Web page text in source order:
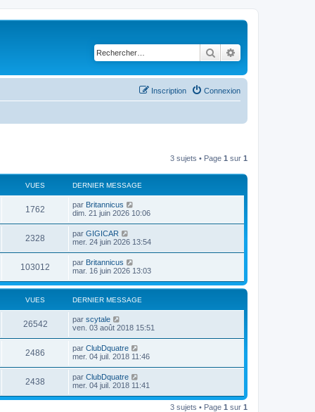
Rechercher
Connexion
Inscription
3 sujets • Page 1 sur 1
VUES DERNIER MESSAGE
1762
u
s
D
e
i
e
r
m
e
s
s
a
g
e
par Britannicus
dim. 21 juin 2026 10:06
2328
u
s
D
e
i
e
r
m
e
s
s
a
par GIGICAR
mer. 24 juin 2026 13:54
103012
u
D
e
n
e
r
m
e
s
s
a
e
par Britannicus
mar. 16 juin 2026 13:03
VUES DERNIER MESSAGE
26542V
u
D
e
i
e
r
m
e
s
s
par scytale
ven. 03 août 2018 15:51
2486
u
D
e
i
e
r
par ClubDquatre
mer. 04 juil. 2018 11:46
2438
u
D
e
n
par ClubDquatre
mer. 04 juil. 2018 11:41
3 sujets • Page 1 sur 1